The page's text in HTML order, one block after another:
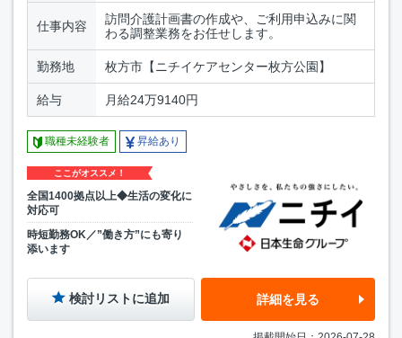
仕事内容
訪問介護計画書の作成や、ご利用申込みに関
わる調整業務をお任せします。
勤務地 枚方市【ニチイケアセンター枚方公園】
給与 月給24万9140円
職種未経験者 昇給あり
ここがオススメ！
全国1400拠点以上◆生活の変化に
対応可
時短勤務OK／”働き方”にも寄り
添います
検討リストに追加 詳細を見る